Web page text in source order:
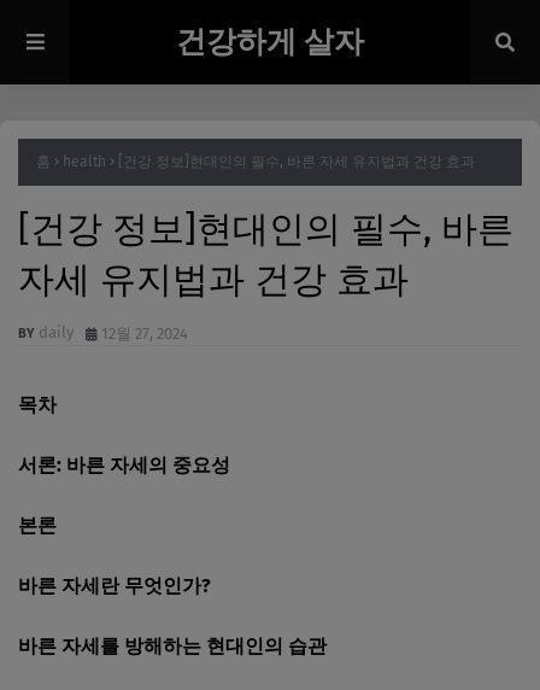
건강하게 살자
홈 health [건강 정보]현대인의 필수, 바른 자세 유지법과 건강 효과
[건강 정보]현대인의 필수, 바른
자세 유지법과 건강 효과
daily 12월 27, 2024
목차
서론: 바른 자세의 중요성
본론
바른 자세란 무엇인가?
바른 자세를 방해하는 현대인의 습관